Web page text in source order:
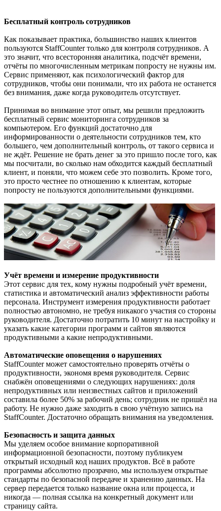
Бесплатный контроль сотрудников
Как показывает практика, большинство наших клиентов
пользуются StaffCounter только для контроля сотрудников. А
это значит, что всесторонняя аналитика, подсчёт времени,
отчёты по многочисленным метрикам попросту не нужны им.
Сервис применяют, как психологический фактор для
сотрудников, чтобы они понимали, что их работа не останется
без внимания, даже когда руководитель отсутствует.
Принимая во внимание этот опыт, мы решили предложить
бесплатный сервис мониторинга сотрудников за
компьютером. Его функций достаточно для
информированности о деятельности сотрудников тем, кто
большего, чем дополнительный контроль, от такого сервиса и
не ждёт. Решение не брать денег за это пришло после того, как
мы посчитали, во сколько нам обходится каждый бесплатный
клиент, и поняли, что можем себе это позволить. Кроме того,
это просто честнее по отношению к клиентам, которые
попросту не пользуются дополнительными функциями.
Учёт времени и измерение продуктивности
Этот сервис для тех, кому нужны подробный учёт времени,
статистика и автоматический анализ эффективности работы
персонала. Инструмент измерения продуктивности работает
полностью автономно, не требуя никакого участия со стороны
руководителя. Достаточно потратить 10 минут на настройку и
указать какие категории программ и сайтов являются
продуктивными а какие непродуктивными.
Автоматические оповещения о нарушениях
StaffCounter может самостоятельно проверять отчёты о
продуктивности, экономя время руководителя. Сервис
снабжён оповещениями о следующих нарушениях: доля
непродуктивных или неизвестных сайтов и приложений
составила более 50% за рабочий день; сотрудник не пришёл на
работу. Не нужно даже заходить в свою учётную запись на
StaffCounter. Достаточно обращать внимания на уведомления.
Безопасность и защита данных
Мы уделяем особое внимание корпоративной
информационной безопасности, поэтому публикуем
открытый исходный код наших продуктов. Всё в работе
программы абсолютно прозрачно, мы используем открытые
стандарты по безопасной передаче и хранению данных. На
сервер передается только название окна или процесса, и
никогда — полная ссылка на конкретный документ или
страницу сайта.